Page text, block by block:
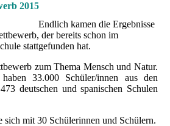
2015
Endlich kamen die Ergebnisse
der bereits schon im
stattgefunden hat.
zum Thema Mensch und Natur.
33.000 Schüler/innen aus den
deutschen und spanischen Schulen
sich mit 30 Schülerinnen und Schülern.